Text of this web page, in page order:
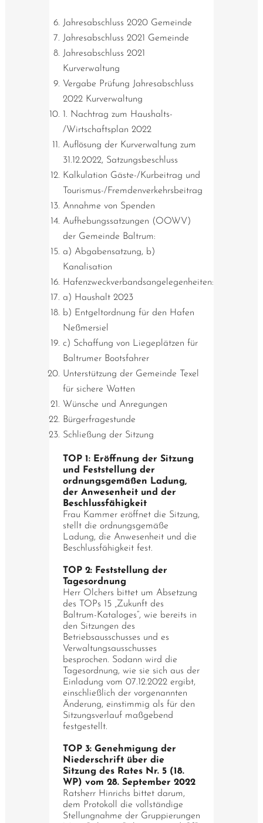
Jahresabschluss 2020 Gemeinde
Jahresabschluss 2021 Gemeinde
Jahresabschluss 2021
Kurverwaltung
Vergabe Prüfung Jahresabschluss
2022 Kurverwaltung
1. Nachtrag zum Haushalts-
/Wirtschaftsplan 2022
Auflösung der Kurverwaltung zum
31.12.2022, Satzungsbeschluss
Kalkulation Gäste-/Kurbeitrag und
Tourismus-/Fremdenverkehrsbeitrag
Annahme von Spenden
Aufhebungssatzungen (OOWV)
der Gemeinde Baltrum:
a) Abgabensatzung, b)
Kanalisation
Hafenzweckverbandsangelegenheiten:
a) Haushalt 2023
b) Entgeltordnung für den Hafen
Neßmersiel
c) Schaffung von Liegeplätzen für
Baltrumer Bootsfahrer
Unterstützung der Gemeinde Texel
für sichere Watten
Wünsche und Anregungen
Bürgerfragestunde
Schließung der Sitzung
TOP 1: Eröffnung der Sitzung
und Feststellung der
ordnungsgemäßen Ladung,
der Anwesenheit und der
Beschlussfähigkeit
Frau Kammer eröffnet die Sitzung,
stellt die ordnungsgemäße
Ladung, die Anwesenheit und die
Beschlussfähigkeit fest.
TOP 2: Feststellung der
Tagesordnung
Herr Olchers bittet um Absetzung
des TOPs 15 „Zukunft des
Baltrum-Kataloges“, wie bereits in
den Sitzungen des
Betriebsausschusses und es
Verwaltungsausschusses
besprochen. Sodann wird die
Tagesordnung, wie sie sich aus der
Einladung vom 07.12.2022 ergibt,
einschließlich der vorgenannten
Änderung, einstimmig als für den
Sitzungsverlauf maßgebend
festgestellt.
TOP 3: Genehmigung der
Niederschrift über die
Sitzung des Rates Nr. 5 (18.
WP) vom 28. September 2022
Ratsherr Hinrichs bittet darum,
dem Protokoll die vollständige
Stellungnahme der Gruppierungen